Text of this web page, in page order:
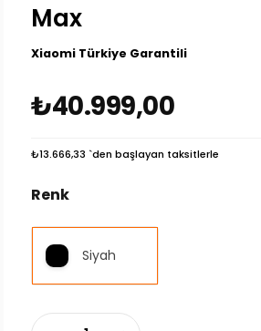
Max
Xiaomi Türkiye Garantili
₺40.999,00
₺13.666,33 `den başlayan taksitlerle
Renk
Siyah